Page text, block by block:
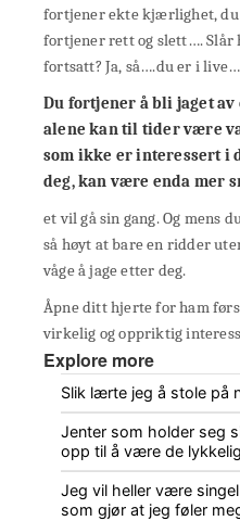
fortjener ekte kjærlighet,
fortjener rett og slett…. Slår
fortsatt? Ja, så….du er i
Du fortjener å bli jaget av
alene kan til tider være
som ikke er interessert i
deg, kan være enda mer
et vil gå sin gang. Og mens
så høyt at bare en ridder
våge å jage etter deg.
Åpne ditt hjerte for ham
virkelig og oppriktig
Explore more
Slik lærte jeg å stole på
Jenter som holder seg
opp til å være de
Jeg vil heller være
som gjør at jeg føler